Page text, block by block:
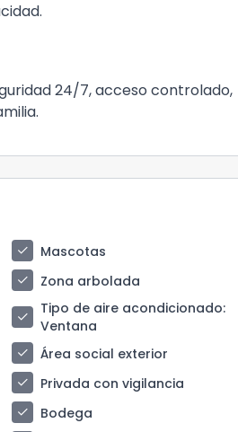
24/7, acceso controlado,
check
Mascotas
check
Zona arbolada
check Tipo de aire acondicionado:
Ventana
check
Área social exterior
check
Privada con vigilancia
check
Bodega